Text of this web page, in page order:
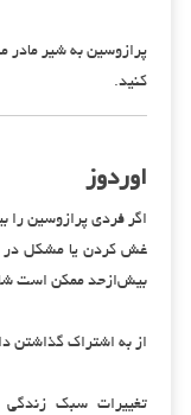
پرازوسین به شیر
کنید.
اوردوز
اگر فردی پرازوسین
غش کردن یا مشکل در
بیش‌ازحد ممکن است
از به اشتراک گذاشتن
تغییرات سبک زندگی